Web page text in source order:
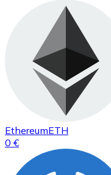
EthereumETH
0 €